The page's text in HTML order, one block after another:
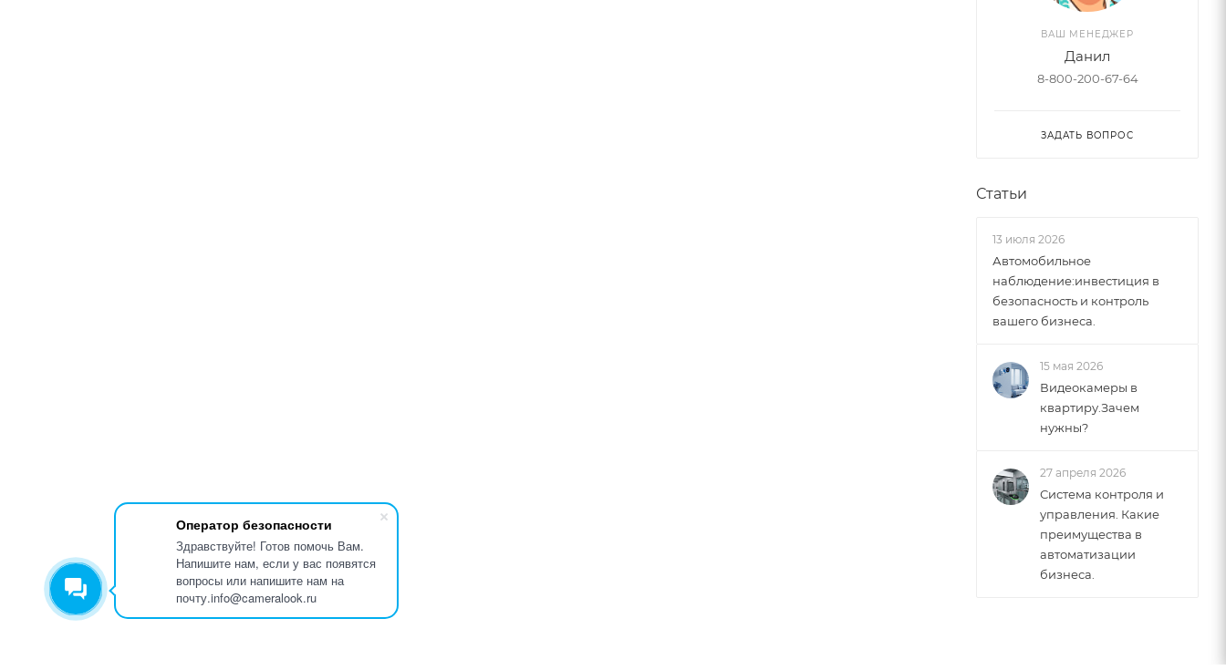
Оператор безопасности
Здравствуйте! Готов помочь Вам.
Напишите нам, если у вас появятся
вопросы или напишите нам на
почту.info@cameralook.ru
ВАШ МЕНЕДЖЕР
Данил
8-800-200-67-64
ЗАДАТЬ ВОПРОС
Статьи
13 июля 2026
Автомобильное
наблюдение:инвестиция в
безопасность и контроль
вашего бизнеса.
15 мая 2026
Видеокамеры в
квартиру.Зачем
нужны?
27 апреля 2026
Система контроля и
управления. Какие
преимущества в
автоматизации
бизнеса.